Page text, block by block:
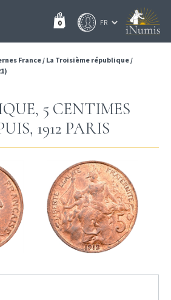
0
France/ La Troisième république/
5 CENTIMES
1912 PARIS